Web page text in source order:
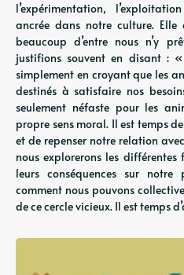
l’expérimentation,
ancrée dans notre culture.
beaucoup d’entre nous n’y
justifions souvent en disant :
simplement en croyant que les
destinés à satisfaire nos
seulement néfaste pour les
propre sens moral. Il est temps
et de repenser notre relation
nous explorerons les
leurs conséquences sur
comment nous pouvons
de ce cercle vicieux. Il est temps